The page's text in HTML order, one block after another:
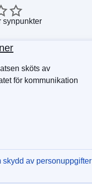
synpunkter
sköts av
för kommunikation
skydd av personuppgifter